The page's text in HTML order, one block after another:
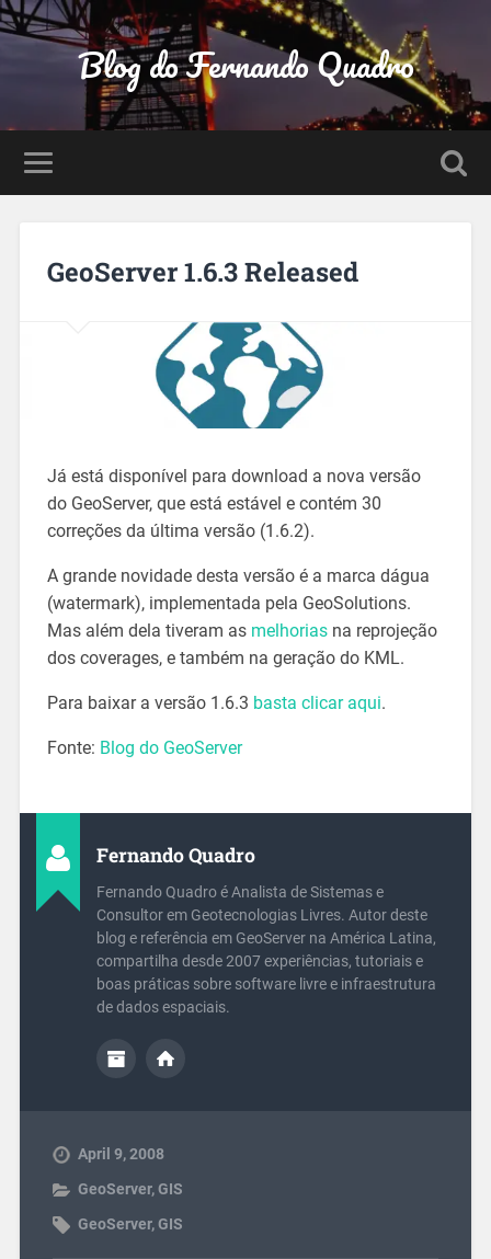
Blog do Fernando Quadro
GeoServer 1.6.3 Released
Já está disponível para download a nova versão
do GeoServer, que está estável e contém 30
correções da última versão (1.6.2).
A grande novidade desta versão é a marca dágua
(watermark), implementada pela GeoSolutions.
Mas além dela tiveram as melhoriasna reprojeção
dos coverages, e também na geração do KML.
Para baixar a versão 1.6.3 basta clicar aqui.
Fonte: Blog do GeoServer
Fernando Quadro
Fernando Quadro é Analista de Sistemas e
Consultor em Geotecnologias Livres. Autor deste
blog e referência em GeoServer na América Latina,
compartilha desde 2007 experiências, tutoriais e
boas práticas sobre software livre e infraestrutura
de dados espaciais.
April 9, 2008
GeoServer,GIS
GeoServer,GIS